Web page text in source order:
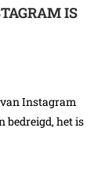
IS
Instagram
bedreigd, het is